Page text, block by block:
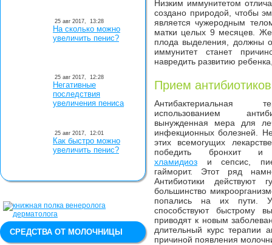
Низким иммунитетом
создано природой, чтобы
является чужеродным
матки целых 9 месяцев.
плода выделения, должны
иммунитет станет
навредить развитию
Прием антибиотиков
Антибактериальная
использованием
вынужденная мера для
инфекционных болезней.
этих всемогущих
победить бронхит и
хламидиоз и сепсис,
гайморит. Этот ряд
Антибиотики действуют
большинство
попались на их пути.
способствуют быстрому
приводят к новым
длительный курс терапии
причиной появления
25 авг 2017, 13:28
На сколько можно
увеличить пенис?
25 авг 2017, 12:28
Негативные
последствия
увеличения пениса
25 авг 2017, 12:01
Как быстро можно
увеличить пенис?
СРЕДСТВА ОТ МОЛОЧНИЦЫ